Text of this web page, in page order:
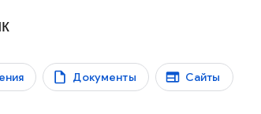
Документы Сайты